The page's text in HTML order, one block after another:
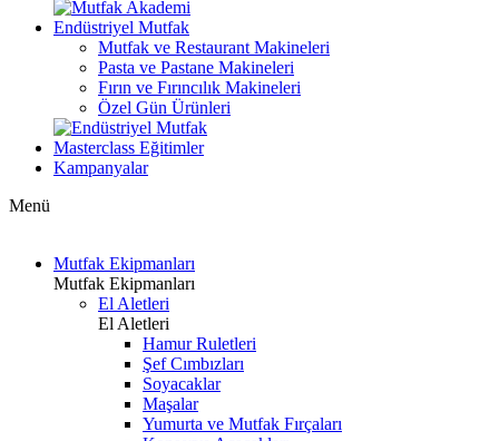
Endüstriyel Mutfak
Mutfak ve Restaurant Makineleri
Pasta ve Pastane Makineleri
Fırın ve Fırıncılık Makineleri
Özel Gün Ürünleri
Masterclass Eğitimler
Kampanyalar
Menü
Mutfak Ekipmanları
Mutfak Ekipmanları
El Aletleri
El Aletleri
Hamur Ruletleri
Şef Cımbızları
Soyacaklar
Maşalar
Yumurta ve Mutfak Fırçaları